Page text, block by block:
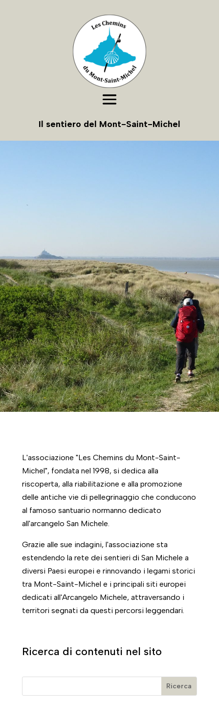
Il sentiero del Mont-Saint-Michel
L'associazione "Les Chemins du Mont-Saint-
Michel", fondata nel 1998, si dedica alla
riscoperta, alla riabilitazione e alla promozione
delle antiche vie di pellegrinaggio che conducono
al famoso santuario normanno dedicato
all'arcangelo San Michele.
Grazie alle sue indagini, l'associazione sta
estendendo la rete dei sentieri di San Michele a
diversi Paesi europei e rinnovando i legami storici
tra Mont-Saint-Michel e i principali siti europei
dedicati all'Arcangelo Michele, attraversando i
territori segnati da questi percorsi leggendari.
Ricerca di contenuti nel sito